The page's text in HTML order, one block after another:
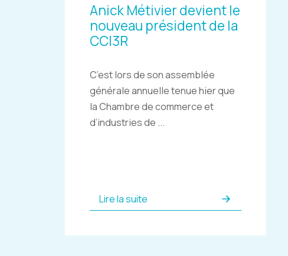
Anick Métivier devient le
nouveau président de la
CCI3R
C’est lors de son assemblée
générale annuelle tenue hier que
la Chambre de commerce et
d’industries de ...
Lire la suite